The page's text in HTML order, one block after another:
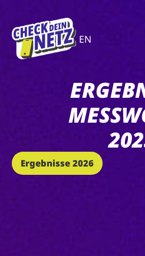
EN
Ergebnisse 2026